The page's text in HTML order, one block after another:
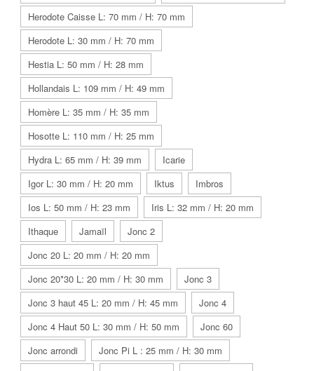
Herodote Caisse L: 70 mm / H: 70 mm
Herodote L: 30 mm / H: 70 mm
Hestia L: 50 mm / H: 28 mm
Hollandais L: 109 mm / H: 49 mm
Homère L: 35 mm / H: 35 mm
Hosotte L: 110 mm / H: 25 mm
Hydra L: 65 mm / H: 39 mm
Icarie
Igor L: 30 mm / H: 20 mm
Iktus
Imbros
Ios L: 50 mm / H: 23 mm
Iris L: 32 mm / H: 20 mm
Ithaque
Jamaïl
Jonc 2
Jonc 20 L: 20 mm / H: 20 mm
Jonc 20*30 L: 20 mm / H: 30 mm
Jonc 3
Jonc 3 haut 45 L: 20 mm / H: 45 mm
Jonc 4
Jonc 4 Haut 50 L: 30 mm / H: 50 mm
Jonc 60
Jonc arrondi
Jonc Pi L : 25 mm / H: 30 mm